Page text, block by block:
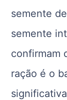
semente
semente
confirmam
ração é o